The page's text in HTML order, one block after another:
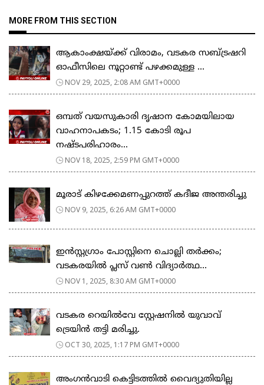
MORE FROM THIS SECTION
ആകാംക്ഷയ്ക്ക് വിരാമം, വടകര സബ്ട്രഷറി
ഓഫീസിലെ നൂറ്റാണ്ട് പഴക്കമുള്ള ...
NOV 29, 2025, 2:08 AM GMT+0000
ഒമ്പത് വയസുകാരി ദൃഷാന കോമയിലായ
വാഹനാപകടം; 1.15 കോടി രൂപ
നഷ്ടപരിഹാരം...
NOV 18, 2025, 2:59 PM GMT+0000
മൂരാട് കിഴക്കേമണപ്പുറത്ത് കദീജ അന്തരിച്ചു
NOV 9, 2025, 6:26 AM GMT+0000
ഇൻസ്റ്റഗ്രാം പോസ്റ്റിനെ ചൊല്ലി തർക്കം;
വടകരയിൽ പ്ലസ് വൺ വിദ്യാർത്ഥ...
NOV 1, 2025, 8:30 AM GMT+0000
വടകര റെയിൽവേ സ്റ്റേഷനിൽ യുവാവ്
ട്രെയിൻ തട്ടി മരിച്ചു.
OCT 30, 2025, 1:17 PM GMT+0000
അംഗൻവാടി കെട്ടിടത്തിൽ വൈദ്യുതിയില്ല